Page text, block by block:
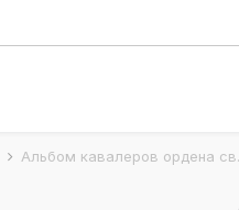
Альбом кавалеров ордена